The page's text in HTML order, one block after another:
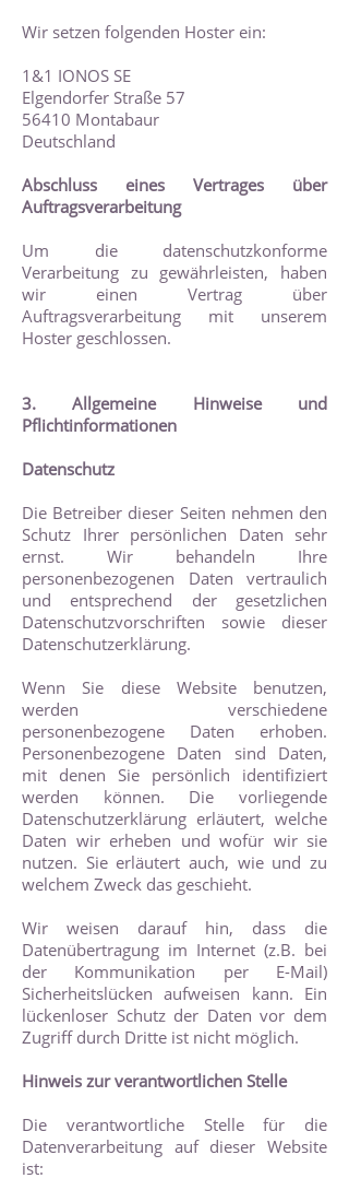
Wir setzen folgenden Hoster ein:
1&1 IONOS SE
Elgendorfer Straße 57
56410 Montabaur
Deutschland
Abschluss eines Vertrages über
Auftragsverarbeitung
Um die datenschutzkonforme
Verarbeitung zu gewährleisten, haben
wir einen Vertrag über
Auftragsverarbeitung mit unserem
Hoster geschlossen.
3. Allgemeine Hinweise und
Pflichtinformationen
Datenschutz
Die Betreiber dieser Seiten nehmen den
Schutz Ihrer persönlichen Daten sehr
ernst. Wir behandeln Ihre
personenbezogenen Daten vertraulich
und entsprechend der gesetzlichen
Datenschutzvorschriften sowie dieser
Datenschutzerklärung.
Wenn Sie diese Website benutzen,
werden verschiedene
personenbezogene Daten erhoben.
Personenbezogene Daten sind Daten,
mit denen Sie persönlich identifiziert
werden können. Die vorliegende
Datenschutzerklärung erläutert, welche
Daten wir erheben und wofür wir sie
nutzen. Sie erläutert auch, wie und zu
welchem Zweck das geschieht.
Wir weisen darauf hin, dass die
Datenübertragung im Internet (z.B. bei
der Kommunikation per E-Mail)
Sicherheitslücken aufweisen kann. Ein
lückenloser Schutz der Daten vor dem
Zugriff durch Dritte ist nicht möglich.
Hinweis zur verantwortlichen Stelle
Die verantwortliche Stelle für die
Datenverarbeitung auf dieser Website
ist: